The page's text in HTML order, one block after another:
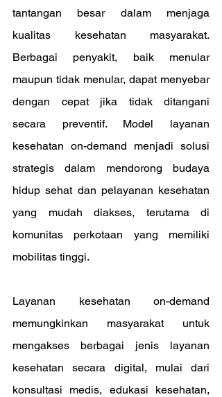
tantangan besar dalam menjaga
kualitas kesehatan masyarakat.
Berbagai penyakit, baik menular
maupun tidak menular, dapat menyebar
dengan cepat jika tidak ditangani
secara preventif. Model layanan
kesehatan on-demand menjadi solusi
strategis dalam mendorong budaya
hidup sehat dan pelayanan kesehatan
yang mudah diakses, terutama di
komunitas perkotaan yang memiliki
mobilitas tinggi.
Layanan kesehatan on-demand
memungkinkan masyarakat untuk
mengakses berbagai jenis layanan
kesehatan secara digital, mulai dari
konsultasi medis, edukasi kesehatan,